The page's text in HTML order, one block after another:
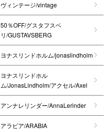
ヴィンテージ/vintage
50％OFF/グスタフスベ
リ/GUSTAVSBERG
ヨナスリンドホルム/jonaslindholm
ヨナスリンドホル
ム/JonasLindholm/アクセル/Axel
アンナレリンダー/AnnaLerinder
アラビア/ARABIA